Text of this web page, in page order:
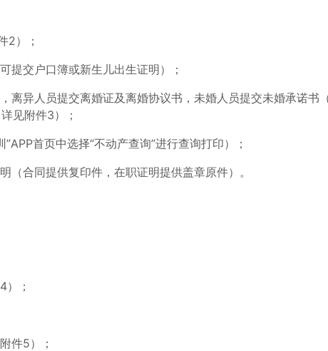
2）；
提交户口簿或新生儿出生证明）；
离异人员提交离婚证及离婚协议书，未婚人员提交未婚承诺书
见附件3）；
首页中选择“不动产查询”进行查询打印）；
合同提供复印件，在职证明提供盖章原件）。
；
件5）；